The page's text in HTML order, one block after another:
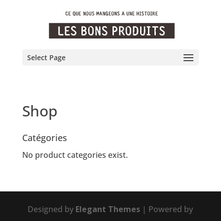
Select Page
Shop
Catégories
No product categories exist.
Designed by Elegant Themes | Powered by